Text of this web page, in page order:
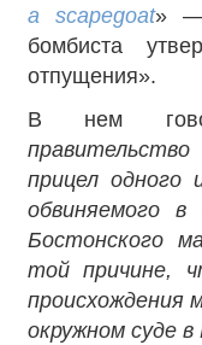
a scapegoat» —
бомбиста
отпущения».
В нем
прицел одного
обвиняемого в
Бостонского
той причине,
происхождения
окружном суде